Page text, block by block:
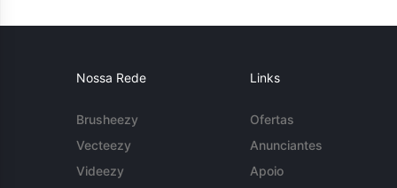
Nossa Rede
Brusheezy
Vecteezy
Videezy
Links
Ofertas
Anunciantes
Apoio